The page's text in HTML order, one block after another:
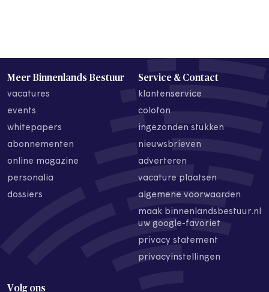
Meer Binnenlands Bestuur
vacatures
events
whitepapers
abonnementen
online magazine
personalia
dossiers
Service & Contact
klantenservice
colofon
ingezonden stukken
nieuwsbrieven
adverteren
vacature plaatsen
algemene voorwaarden
maak binnenlandsbestuur.nl
uw google-favoriet
privacy statement
privacyinstellingen
Volg ons